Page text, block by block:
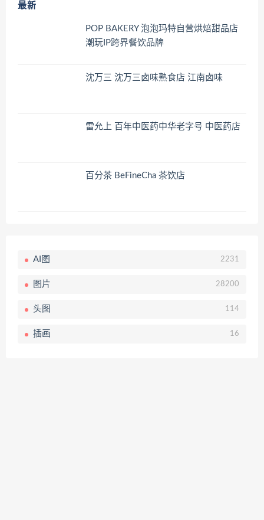
最新
POP BAKERY 泡泡玛特自营烘焙甜品店
潮玩IP跨界餐饮品牌
沈万三 沈万三卤味熟食店 江南卤味
雷允上 百年中医药中华老字号 中医药店
百分茶 BeFineCha 茶饮店
AI图 2231
图片 28200
头图 114
插画 16